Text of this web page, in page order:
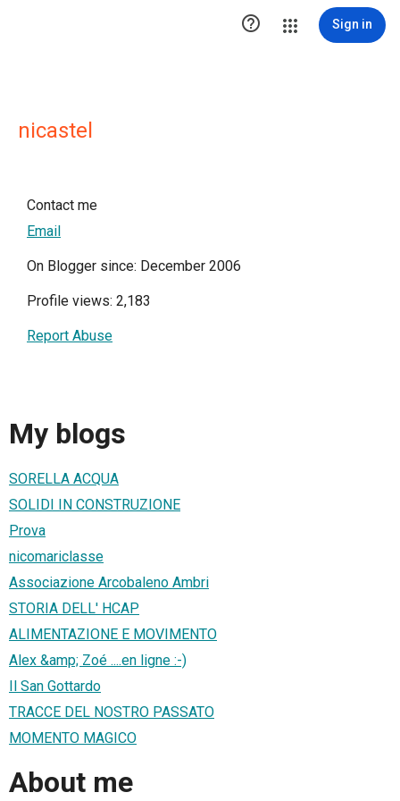
 Sign in
nicastel
Contact me
Email
On Blogger since: December 2006
Profile views: 2,183
Report Abuse
My blogs
SORELLA ACQUA
SOLIDI IN CONSTRUZIONE
Prova
nicomariclasse
Associazione Arcobaleno Ambri
STORIA DELL' HCAP
ALIMENTAZIONE E MOVIMENTO
Alex &amp; Zoé ....en ligne :-)
Il San Gottardo
TRACCE DEL NOSTRO PASSATO
MOMENTO MAGICO
About me